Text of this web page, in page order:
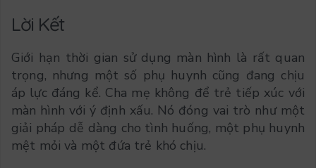
Lời Kết
Giới hạn thời gian sử dụng màn hình là rất quan
trọng, nhưng một số phụ huynh cũng đang chịu
áp lực đáng kể. Cha mẹ không để trẻ tiếp xúc với
màn hình với ý định xấu. Nó đóng vai trò như một
giải pháp dễ dàng cho tình huống, một phụ huynh
mệt mỏi và một đứa trẻ khó chịu.